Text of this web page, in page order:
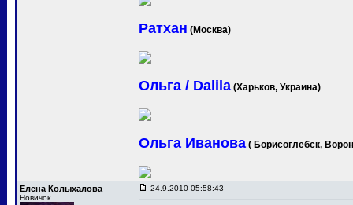
Ратхан (Москва)
Ольга / Dalila (Харьков, Украина)
Ольга Иванова ( Борисоглебск,
Елена Колыхалова
Новичок
24.9.2010 05:58:43